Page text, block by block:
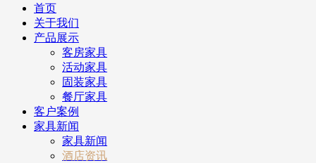
首页
关于我们
产品展示
客房家具
活动家具
固装家具
餐厅家具
客户案例
家具新闻
家具新闻
酒店资讯